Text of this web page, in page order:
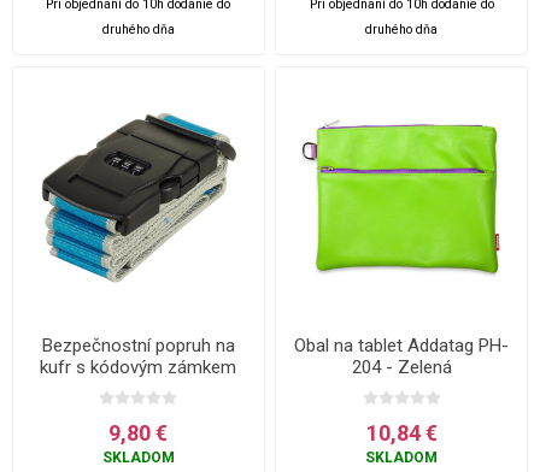
Pri objednaní do 10h dodanie do
druhého dňa
Pri objednaní do 10h dodanie do
druhého dňa
Bezpečnostní popruh na
kufr s kódovým zámkem
ROCK - Modrá
9,80 €
SKLADOM
Obal na tablet Addatag PH-
204 - Zelená
10,84 €
SKLADOM